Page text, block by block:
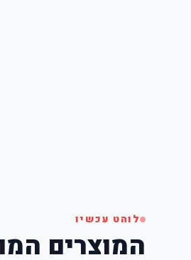
לוהט עכשיו
המוצרים